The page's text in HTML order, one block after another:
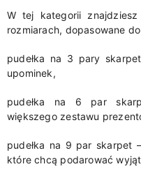
W tej kategorii
rozmiarach, dopasowane
pudełka na 3 pary
upominek,
pudełka na 6 par
większego zestawu
pudełka na 9 par skarpet
które chcą podarować